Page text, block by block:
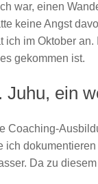
war, einen
keine Angst
ich im Oktober
gekommen ist.
Juhu, ein
Coaching-
ich
Da zu